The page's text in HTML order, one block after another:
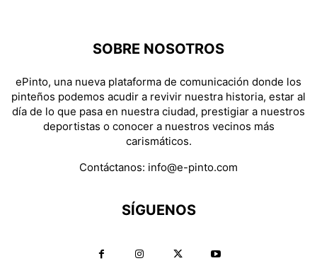
SOBRE NOSOTROS
ePinto, una nueva plataforma de comunicación donde los
pinteños podemos acudir a revivir nuestra historia, estar al
día de lo que pasa en nuestra ciudad, prestigiar a nuestros
deportistas o conocer a nuestros vecinos más
carismáticos.
Contáctanos: info@e-pinto.com
SÍGUENOS